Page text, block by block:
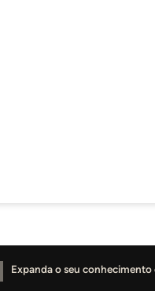
Expanda o seu